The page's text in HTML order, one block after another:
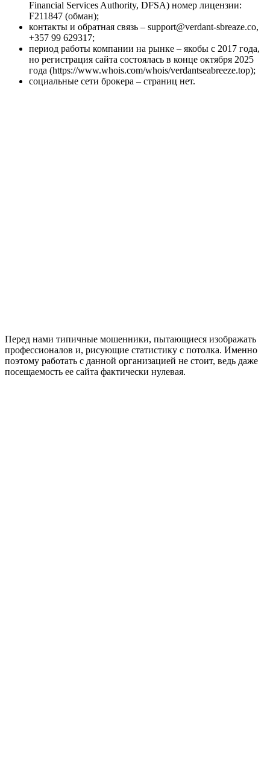
Financial Services Authority, DFSA) номер лицензии:
F211847 (обман);
контакты и обратная связь – support@verdant-sbreaze.co,
+357 99 629317;
период работы компании на рынке – якобы с 2017 года,
но регистрация сайта состоялась в конце октября 2025
года (https://www.whois.com/whois/verdantseabreeze.top);
социальные сети брокера – страниц нет.
Перед нами типичные мошенники, пытающиеся изображать
профессионалов и, рисующие статистику с потолка. Именно
поэтому работать с данной организацией не стоит, ведь даже
посещаемость ее сайта фактически нулевая.